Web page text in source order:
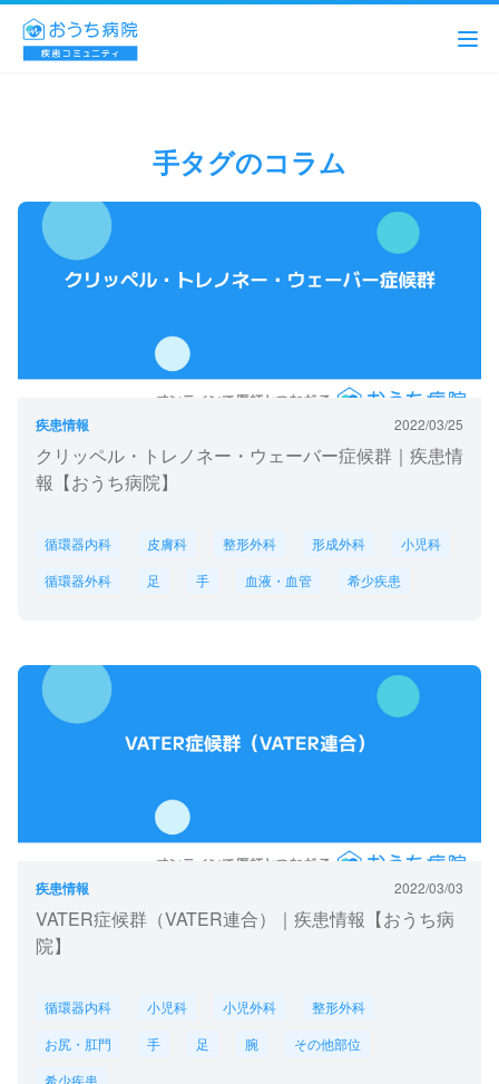
手タグのコラム
疾患情報 2022/03/25
クリッペル・トレノネー・ウェーバー症候群｜疾患情
報【おうち病院】
循環器内科 皮膚科 整形外科 形成外科
小児科
循環器外科
足 手 血液・血管 希少疾患
疾患情報 2022/03/03
VATER症候群（VATER連合）｜疾患情報【おうち病
院】
循環器内科 小児科 小児外科
整形外科
お尻・肛門
手 足 腕
その他部位